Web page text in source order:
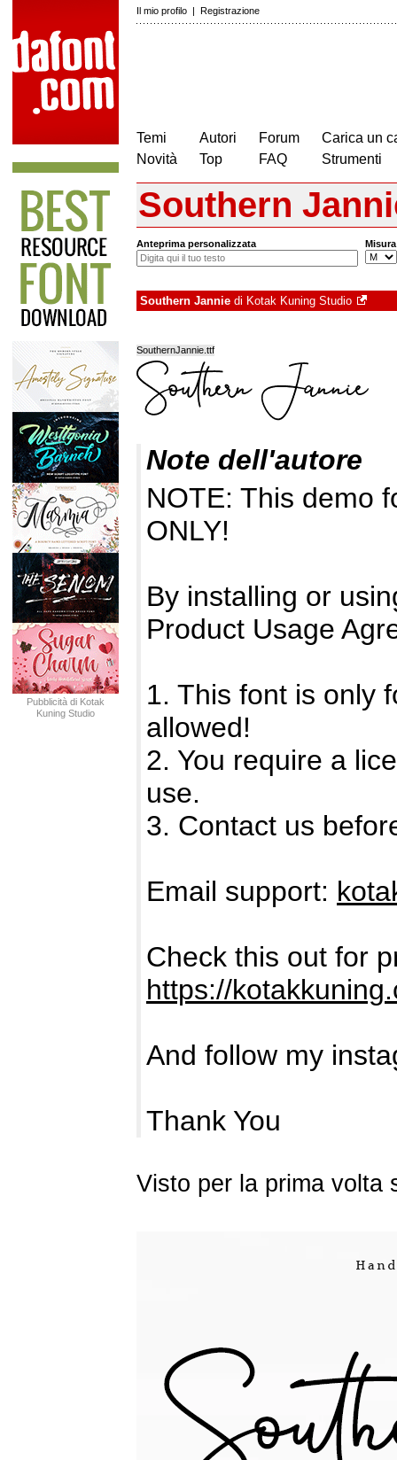
Il mio profilo | Registrazione
Temi
Novità
Autori
Top
Forum
FAQ
Carica un
Strumenti
Pubblicità di Kotak
Kuning Studio
Southern
Anteprima personalizzata Misura
Southern Jannie di Kotak Kuning Studio
SouthernJannie.ttf
Note dell'autore
NOTE: This demo
ONLY!
By installing or
Product Usage
1. This font is only
allowed!
2. You require a
use.
3. Contact us
Email support:
Check this out for
https://
And follow my
Thank You
Visto per la prima volta